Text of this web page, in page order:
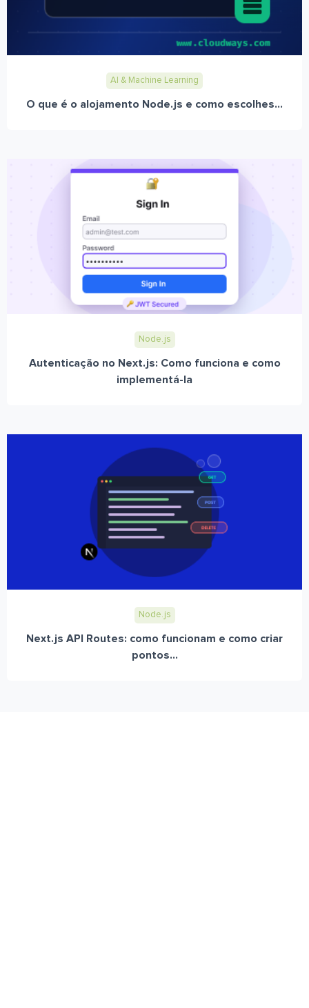
AI & Machine Learning
O que é o alojamento Node.js e como escolhes...
Node.js
Autenticação no Next.js: Como funciona e como
implementá-la
Node.js
Next.js API Routes: como funcionam e como criar
pontos...